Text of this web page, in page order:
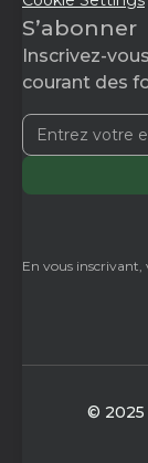
S’abonner
Inscrivez-
courant des
En vous inscrivant,
© 2025